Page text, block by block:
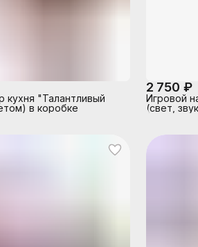
кухня "Талантливый
в коробке
2 750 ₽
Игровой
(свет,